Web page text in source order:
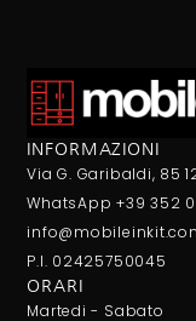
INFORMAZIONI
Via G. Garibaldi, 85
WhatsApp +39 352
P.I. 02425750045
ORARI
Martedi - Sabato